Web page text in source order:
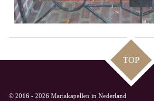
TOP
© 2016 - 2026 Mariakapellen in Nederland